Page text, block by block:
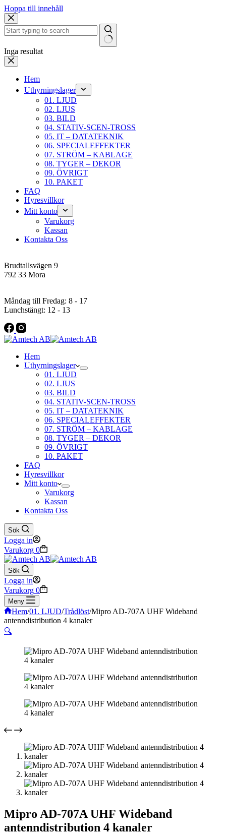
Hoppa till innehåll
Inga resultat
Hem
Uthyrningslager
01. LJUD
02. LJUS
03. BILD
04. STATIV-SCEN-TROSS
05. IT – DATATEKNIK
06. SPECIALEFFEKTER
07. STRÖM – KABLAGE
08. TYGER – DEKOR
09. ÖVRIGT
10. PAKET
FAQ
Hyresvillkor
Mitt konto
Varukorg
Kassan
Kontakta Oss
Brudtallsvägen 9
792 33 Mora
Måndag till Fredag: 8 - 17
Lunchstängt: 12 - 13
Hem
Uthyrningslager
01. LJUD
02. LJUS
03. BILD
04. STATIV-SCEN-TROSS
05. IT – DATATEKNIK
06. SPECIALEFFEKTER
07. STRÖM – KABLAGE
08. TYGER – DEKOR
09. ÖVRIGT
10. PAKET
FAQ
Hyresvillkor
Mitt konto
Varukorg
Kassan
Kontakta Oss
Sök
Logga in
Varukorg 0
Sök
Logga in
Varukorg 0
Meny
Hem/01. LJUD/Trådlöst/Mipro AD-707A UHF Wideband
antenndistribution 4 kanaler
🔍
Mipro AD-707A UHF Wideband
antenndistribution 4 kanaler